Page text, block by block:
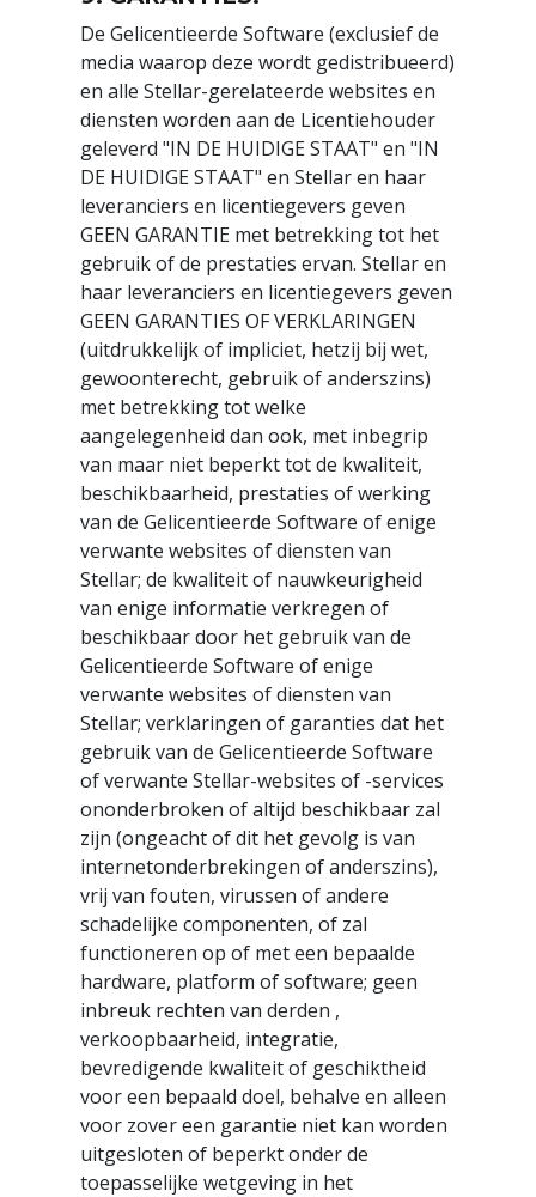
De Gelicentieerde Software (exclusief de
media waarop deze wordt gedistribueerd)
en alle Stellar-gerelateerde websites en
diensten worden aan de Licentiehouder
geleverd "IN DE HUIDIGE STAAT" en "IN
DE HUIDIGE STAAT" en Stellar en haar
leveranciers en licentiegevers geven
GEEN GARANTIE met betrekking tot het
gebruik of de prestaties ervan. Stellar en
haar leveranciers en licentiegevers geven
GEEN GARANTIES OF VERKLARINGEN
(uitdrukkelijk of impliciet, hetzij bij wet,
gewoonterecht, gebruik of anderszins)
met betrekking tot welke
aangelegenheid dan ook, met inbegrip
van maar niet beperkt tot de kwaliteit,
beschikbaarheid, prestaties of werking
van de Gelicentieerde Software of enige
verwante websites of diensten van
Stellar; de kwaliteit of nauwkeurigheid
van enige informatie verkregen of
beschikbaar door het gebruik van de
Gelicentieerde Software of enige
verwante websites of diensten van
Stellar; verklaringen of garanties dat het
gebruik van de Gelicentieerde Software
of verwante Stellar-websites of -services
ononderbroken of altijd beschikbaar zal
zijn (ongeacht of dit het gevolg is van
internetonderbrekingen of anderszins),
vrij van fouten, virussen of andere
schadelijke componenten, of zal
functioneren op of met een bepaalde
hardware, platform of software; geen
inbreuk rechten van derden ,
verkoopbaarheid, integratie,
bevredigende kwaliteit of geschiktheid
voor een bepaald doel, behalve en alleen
voor zover een garantie niet kan worden
uitgesloten of beperkt onder de
toepasselijke wetgeving in het